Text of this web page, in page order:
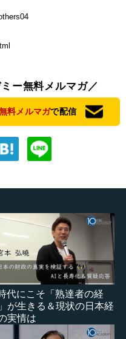
ー無料メルマガ／
料メルマガで配信
代にこそ「熟達者の経
が生きる＆現状の日本経
実情は